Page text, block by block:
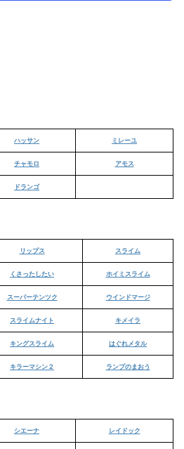
ハッサン ミレーユ
チャモロ アモス
ドランゴ
リップス スライム
くさったしたい ホイミスライム
スーパーテンツク ウインドマージ
スライムナイト キメイラ
キングスライム はぐれメタル
キラーマシン２ ランプのまおう
シエーナ レイドック